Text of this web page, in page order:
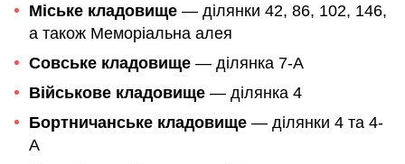
Міське кладовище — ділянки 42, 86, 102, 146,
а також Меморіальна алея
Совське кладовище — ділянка 7-А
Військове кладовище — ділянка 4
Бортничанське кладовище — ділянки 4 та 4-
А